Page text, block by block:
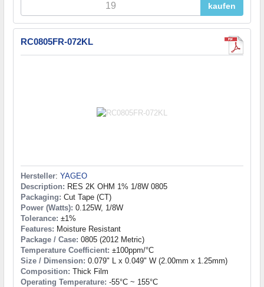
kaufen
RC0805FR-072KL
Hersteller: YAGEO
Description: RES 2K OHM 1% 1/8W 0805
Packaging: Cut Tape (CT)
Power (Watts): 0.125W, 1/8W
Tolerance: ±1%
Features: Moisture Resistant
Package / Case: 0805 (2012 Metric)
Temperature Coefficient: ±100ppm/°C
Size / Dimension: 0.079" L x 0.049" W (2.00mm x 1.25mm)
Composition: Thick Film
Operating Temperature: -55°C ~ 155°C